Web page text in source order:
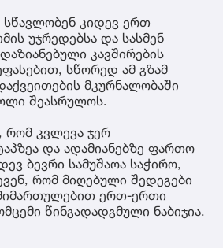
სწავლობენ კიდევ ერთ
უჯრედებსა და სასმენ
კავშირების
სწორედ ამ გზამ
მკურნალობაში
შეასრულოს.
რომ კვლევა ჯერ
და ადამიანებზე ფართო
ბევრი სამუშაოა საჭირო,
რომ მიღებული შედეგები
ერთ-ერთი
წინგადადგმული ნაბიჯია.